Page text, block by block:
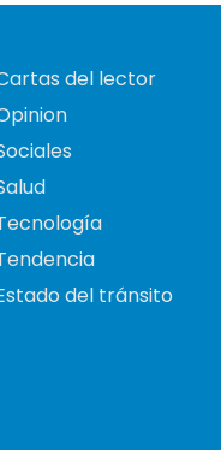
del lector
del tránsito